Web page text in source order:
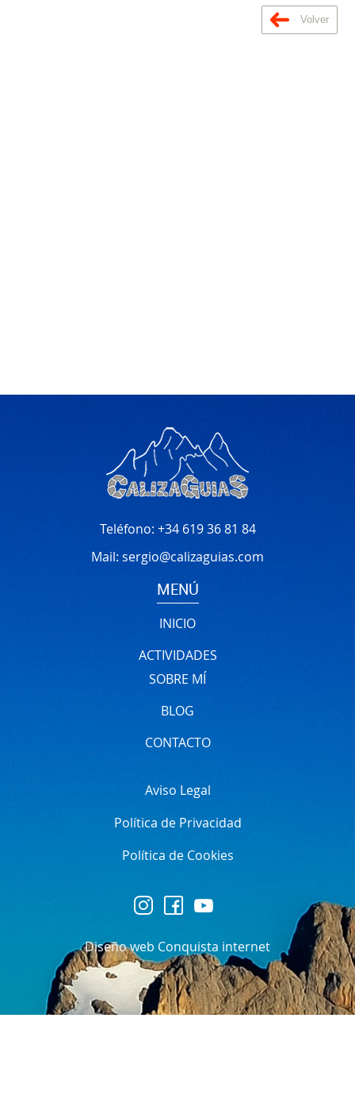
Volver
Teléfono: +34 619 36 81 84
Mail: sergio@calizaguias.com
MENÚ
INICIO
ACTIVIDADES
SOBRE MÍ
BLOG
CONTACTO
Aviso Legal
Política de Privacidad
Política de Cookies
Diseño web Conquista internet